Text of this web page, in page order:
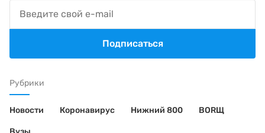
Рубрики
Новости Коронавирус Нижний 800 BORЩ
Подписаться